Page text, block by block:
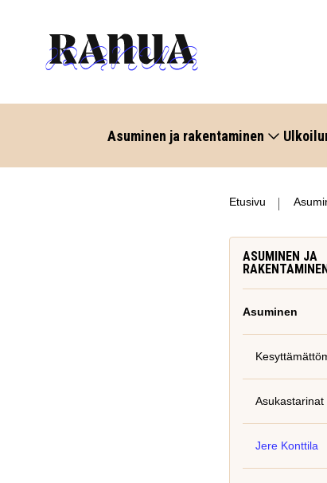
Asuminen ja rakentaminen
Etusivu
ASUMINEN JA
Asuminen
Asukastarinat
Jere Konttila